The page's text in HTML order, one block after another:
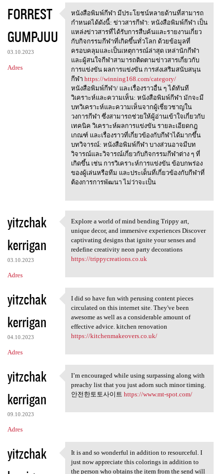
K
o
m
e
n
FORREST
GUMPJUU
03.10.2023
Adres
หนังสือพิมพ์กีฬา
หนังสือพิมพ์กีฬา มีประโยชน์หลายด้านที่สามารถ
กำหนดได้ดังนี้: ข่าวสารกีฬา: หนังสือพิมพ์กีฬา เป็น
แหล่งข่าวสารที่ได้รับการสืบค้นและรายงานเกี่ยว
กับกิจกรรมกีฬาที่เกิดขึ้นทั่วโลก ด้วยข้อมูลที่
ครอบคลุมและเป็นเหตุการณ์ล่าสุด เหล่านักกีฬา
และผู้สนใจกีฬาสามารถติดตามข่าวสารเกี่ยวกับ
การแข่งขัน ผลการแข่งขัน การส่งเสริมสนับสนุน
กีฬา https://winning168.com/category/
หนังสือพิมพ์กีฬา/ และเรื่องราวอื่น ๆ ได้ทันที
วิเคราะห์และความเห็น: หนังสือพิมพ์กีฬา มักจะมี
บทวิเคราะห์และความเห็นจากผู้เชี่ยวชาญใน
วงการกีฬา ซึ่งสามารถช่วยให้ผู้อ่านเข้าใจเกี่ยวกับ
เทคนิค วิเคราะห์ผลการแข่งขัน รายละเอียดกฎ
เกณฑ์ และเรื่องราวที่เกี่ยวข้องกับกีฬาได้มากขึ้น
บทวิจารณ์: หนังสือพิมพ์กีฬา บางส่วนอาจมีบท
วิจารณ์และวิจารณ์เกี่ยวกับกิจกรรมกีฬาต่าง ๆ ที่
เกิดขึ้น เช่น การวิเคราะห์การแข่งขัน ข้อบกพร่อง
ของผู้เล่นหรือทีม และประเด็นที่เกี่ยวข้องกับกีฬาที่
ต้องการการพัฒนา ไม่ว่าจะเป็น
yitzchak
kerrigan
03.10.2023
Adres
Explore a world of mind
Explore a world of mind bending Trippy art,
unique decor, and immersive experiences Discover
captivating designs that ignite your senses and
redefine creativity neon party decorations
https://trippycreations.co.uk
yitzchak
kerrigan
04.10.2023
Adres
I did so have fun with
I did so have fun with perusing content pieces
circulated on this internet site. They've been
awesome as well as a considerable amount of
effective advice. kitchen renovation
https://kitchenmakeovers.co.uk/
yitzchak
kerrigan
09.10.2023
Adres
I’m encouraged while using
I’m encouraged while using surpassing along with
preachy list that you just adorn such minor timing.
안전한토토사이트 https://www.mt-spot.com/
yitzchak
It is and so wonderful in
It is and so wonderful in addition to resourceful. I
just now appreciate this colorings in addition to
the person who obtains the item from the send will